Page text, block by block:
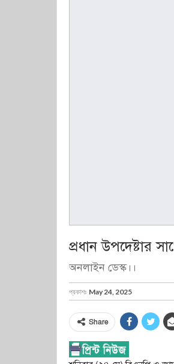
প্রধান উপদেষ্টার
অনলাইন ডেস্ক।।
প্রকাশঃ May 24, 2025
Share